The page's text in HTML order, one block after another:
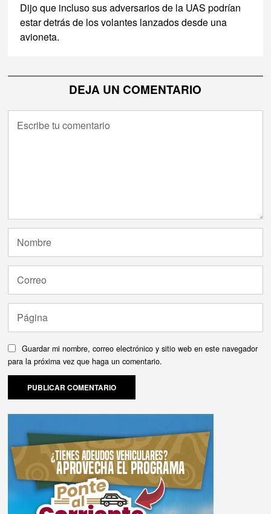
Dijo que incluso sus adversarios de la UAS podrían
estar detrás de los volantes lanzados desde una
avioneta.
DEJA UN COMENTARIO
Guardar mi nombre, correo electrónico y sitio web en este navegador
para la próxima vez que haga un comentario.